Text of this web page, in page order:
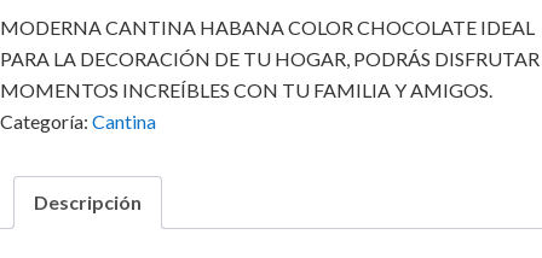
MODERNA CANTINA HABANA COLOR CHOCOLATE IDEAL
PARA LA DECORACIÓN DE TU HOGAR, PODRÁS DISFRUTAR
MOMENTOS INCREÍBLES CON TU FAMILIA Y AMIGOS.
Categoría: Cantina
Descripción